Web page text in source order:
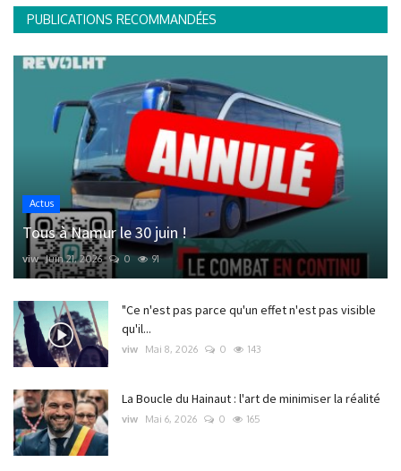
PUBLICATIONS RECOMMANDÉES
Actus
Tous à Namur le 30 juin !
viw Juin 21, 2026 0 91
"Ce n'est pas parce qu'un effet n'est pas visible
qu'il...
viw Mai 8, 2026 0 143
La Boucle du Hainaut : l'art de minimiser la réalité
viw Mai 6, 2026 0 165